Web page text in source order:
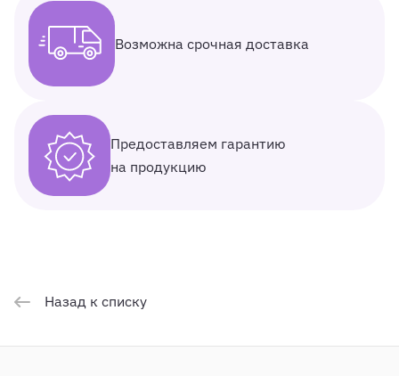
Возможна срочная доставка
Предоставляем гарантию
на продукцию
Назад к списку